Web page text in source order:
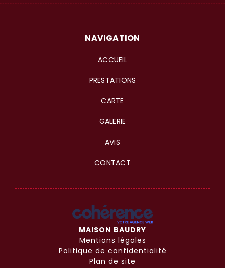
NAVIGATION
ACCUEIL
PRESTATIONS
CARTE
GALERIE
AVIS
CONTACT
MAISON BAUDRY
Mentions légales
Politique de confidentialité
Plan de site